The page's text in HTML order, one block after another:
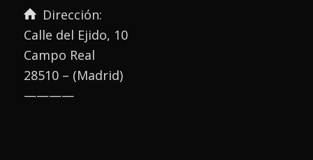
Dirección:
Calle del Ejido, 10
Campo Real
28510 – (Madrid)
————